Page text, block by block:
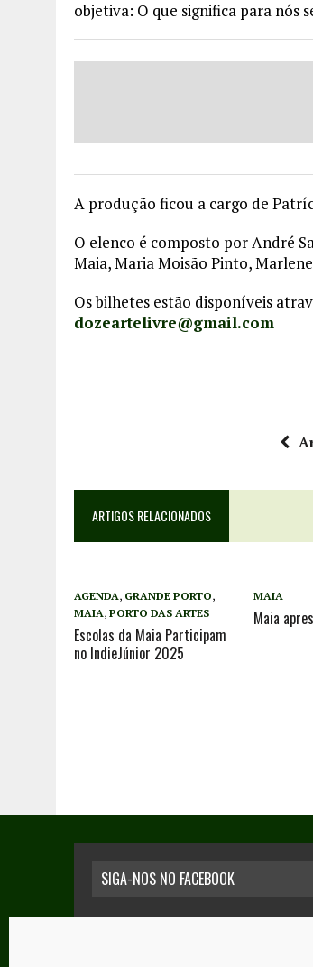
objetiva: O que significa para nós
A produção ficou a cargo de
O elenco é composto por André
Maia, Maria Moisão Pinto,
Os bilhetes estão disponíveis
dozeartelivre@gmail.com
ARTIGOS RELACIONADOS
AGENDA, GRANDE PORTO,
MAIA, PORTO DAS ARTES
Escolas da Maia Participam
no IndieJúnior 2025
MAIA
Maia
SIGA-NOS NO FACEBOOK